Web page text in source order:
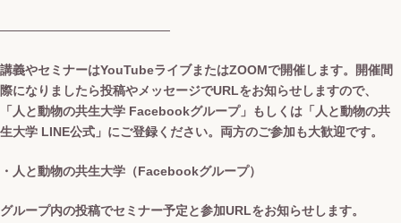
───────────────────
講義やセミナーはYouTubeライブまたはZOOMで開催します。開催間
際になりましたら投稿やメッセージでURLをお知らせしますので、
「人と動物の共生大学 Facebookグループ」もしくは「人と動物の共
生大学 LINE公式」にご登録ください。両方のご参加も大歓迎です。
・人と動物の共生大学（Facebookグループ）
グループ内の投稿でセミナー予定と参加URLをお知らせします。